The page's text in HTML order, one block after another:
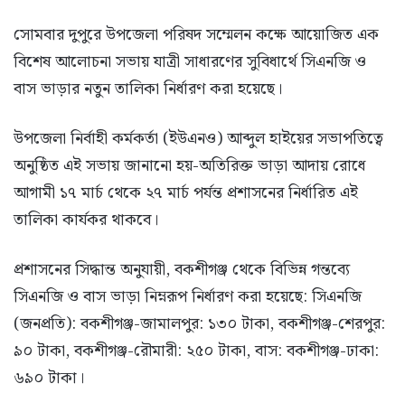
সোমবার দুপুরে উপজেলা পরিষদ সম্মেলন কক্ষে আয়োজিত এক
বিশেষ আলোচনা সভায় যাত্রী সাধারণের সুবিধার্থে সিএনজি ও
বাস ভাড়ার নতুন তালিকা নির্ধারণ করা হয়েছে।
উপজেলা নির্বাহী কর্মকর্তা (ইউএনও) আব্দুল হাইয়ের সভাপতিত্বে
অনুষ্ঠিত এই সভায় জানানো হয়-অতিরিক্ত ভাড়া আদায় রোধে
আগামী ১৭ মার্চ থেকে ২৭ মার্চ পর্যন্ত প্রশাসনের নির্ধারিত এই
তালিকা কার্যকর থাকবে।
প্রশাসনের সিদ্ধান্ত অনুযায়ী, বকশীগঞ্জ থেকে বিভিন্ন গন্তব্যে
সিএনজি ও বাস ভাড়া নিম্নরূপ নির্ধারণ করা হয়েছে: সিএনজি
(জনপ্রতি): বকশীগঞ্জ-জামালপুর: ১৩০ টাকা, বকশীগঞ্জ-শেরপুর:
৯০ টাকা, বকশীগঞ্জ-রৌমারী: ২৫০ টাকা, বাস: বকশীগঞ্জ-ঢাকা:
৬৯০ টাকা।